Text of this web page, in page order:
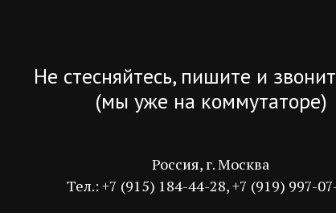
Не стесняйтесь, пишите и
(мы уже на коммутаторе)
Россия, г. Москва
Тел.: +7 (915) 184-44-28, +7 (919) 997-